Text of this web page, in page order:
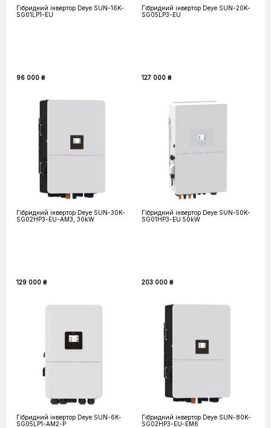
Гібридний інвертор Deye SUN-16K-
SG01LP1-EU
96 000 ₴
Гібридний інвертор Deye SUN-20K-
SG05LP3-EU
127 000 ₴
Гібридний інвертор Deye SUN-30K-
SG02HP3-EU-AM3, 30kW
129 000 ₴
Гібридний інвертор Deye SUN-50K-
SG01HP3-EU 50kW
203 000 ₴
Гібридний інвертор Deye SUN-6K-
SG05LP1-AM2-P
Гібридний інвертор Deye SUN-80K-
SG02HP3-EU-EM6